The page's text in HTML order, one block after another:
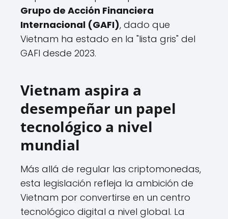
Grupo de Acción Financiera
Internacional (GAFI), dado que
Vietnam ha estado en la "lista gris" del
GAFI desde 2023.
Vietnam aspira a
desempeñar un papel
tecnológico a nivel
mundial
Más allá de regular las criptomonedas,
esta legislación refleja la ambición de
Vietnam por convertirse en un centro
tecnológico digital a nivel global. La